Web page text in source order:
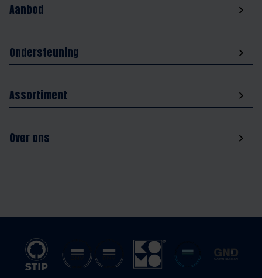
Aanbod
Ondersteuning
Assortiment
Over ons